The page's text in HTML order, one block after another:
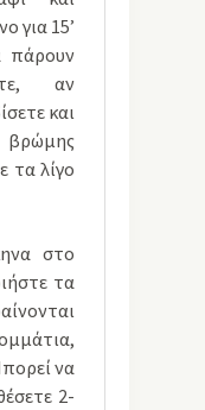
για 15’
πάρουν
αν
και
τα λίγο
στο
τα
να
2-